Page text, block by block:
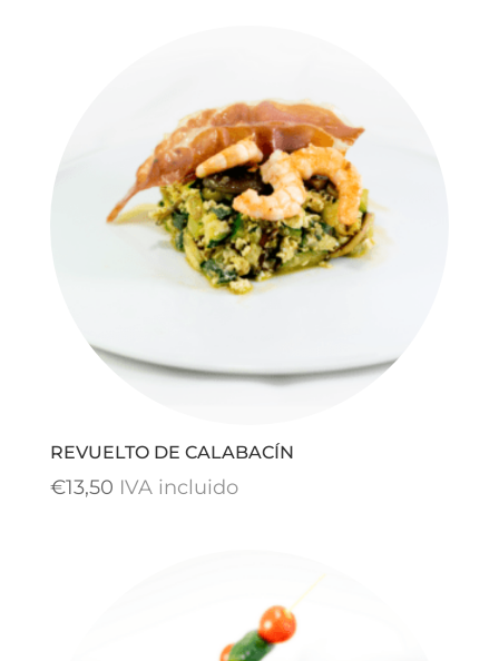
REVUELTO DE CALABACÍN
€13,50 IVA incluido